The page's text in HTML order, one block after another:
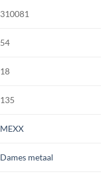
310081
54
18
135
MEXX
Dames metaal